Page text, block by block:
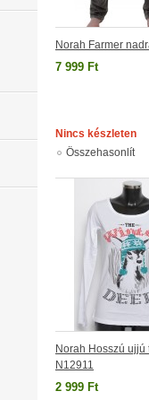
Norah Farmer
7 999 Ft
Nincs készleten
Összehasonlít
Norah Hosszú ujjú
N12911
2 999 Ft